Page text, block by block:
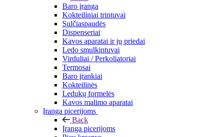
Baro įranga
Kokteiliniai trintuvai
Sulčiaspaudės
Dispenseriai
Kavos aparatai ir jų priedai
Ledo smulkintuvai
Virduliai / Perkoliatoriai
Termosai
Baro įrankiai
Kokteilinės
Ledukų formelės
Kavos malimo aparatai
Įranga picerijoms
Back
Įranga picerijoms